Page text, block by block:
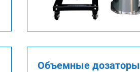
Объемные дозаторы